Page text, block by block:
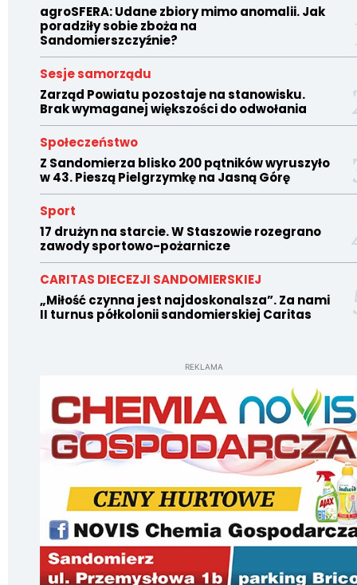
agroSFERA: Udane zbiory mimo anomalii. Jak
poradziły sobie zboża na
Sandomierszczyźnie?
Sesje samorządu
Zarząd Powiatu pozostaje na stanowisku.
Brak wymaganej większości do odwołania
Społeczeństwo
Z Sandomierza blisko 200 pątników wyruszyło
w 43. Pieszą Pielgrzymkę na Jasną Górę
Sport
17 drużyn na starcie. W Staszowie rozegrano
zawody sportowo-pożarnicze
CARITAS DIECEZJI SANDOMIERSKIEJ
„Miłość czynna jest najdoskonalsza”. Za nami
II turnus półkolonii sandomierskiej Caritas
REKLAMA